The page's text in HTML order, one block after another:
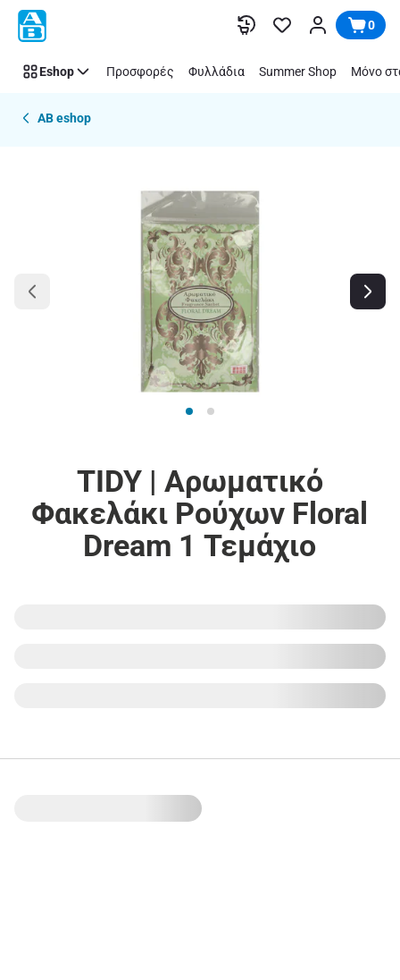
Παράλειψη 0
Eshop Προσφορές Φυλλάδια Summer Shop Μόνο
AB eshop
TIDY | Αρωματικό
Φακελάκι Ρούχων Floral
Dream 1 Τεμάχιο